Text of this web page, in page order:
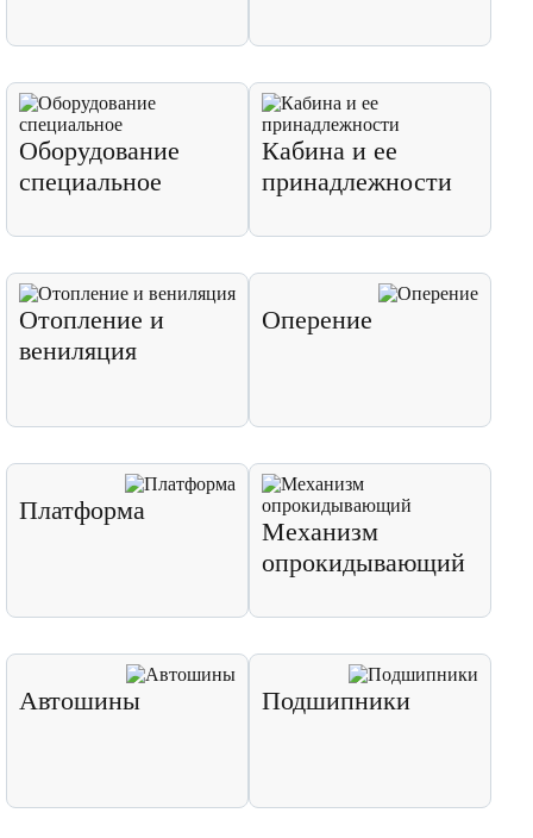
Оборудование
специальное
Кабина и ее
принадлежности
Отопление и
вениляция
Оперение
Платформа
Механизм
опрокидывающий
Автошины Подшипники